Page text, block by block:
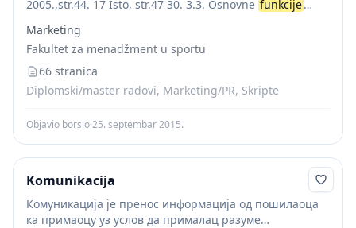
2005.,str.44. 17 Isto, str.47 30. 3.3. Osnovne funkcije
Informativna,  Edukativna,  Distraktivno-rekreativno-
estetska i  Persuazivna funkcija. [18]...
Marketing
Fakultet za menadžment u sportu
66 stranica
Diplomski/master radovi, Marketing/PR, Skripte
Objavio borslo·25. septembar 2015.
Komunikacija
Комуникација је пренос информација од пошилаоца
ка примаоцу уз услов да прималац разуме